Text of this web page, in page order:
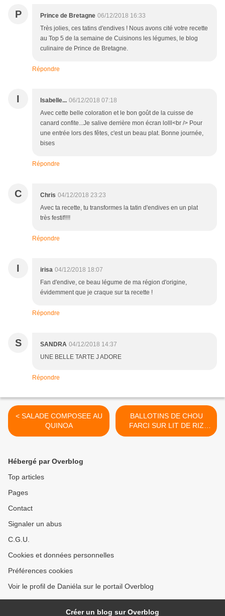
P Prince de Bretagne 06/12/2018 16:33
Très jolies, ces tatins d'endives ! Nous avons cité votre recette
au Top 5 de la semaine de Cuisinons les légumes, le blog
culinaire de Prince de Bretagne.
Répondre
I Isabelle... 06/12/2018 07:18
Avec cette belle coloration et le bon goût de la cuisse de
canard confite...Je salive derrière mon écran lolll<br /> Pour
une entrée lors des fêtes, c'est un beau plat. Bonne journée,
bises
Répondre
C Chris 04/12/2018 23:23
Avec ta recette, tu transformes la tatin d'endives en un plat
très festif!!!!
Répondre
I irisa 04/12/2018 18:07
Fan d'endive, ce beau légume de ma région d'origine,
évidemment que je craque sur ta recette !
Répondre
S SANDRA 04/12/2018 14:37
UNE BELLE TARTE J ADORE
Répondre
< SALADE COMPOSEE AU
QUINOA
BALLOTINS DE CHOU
FARCI SUR LIT DE RIZ
AUX LEGUMES >
Hébergé par Overblog
Top articles
Pages
Contact
Signaler un abus
C.G.U.
Cookies et données personnelles
Préférences cookies
Voir le profil de Daniéla sur le portail Overblog
Créer un blog sur Overblog